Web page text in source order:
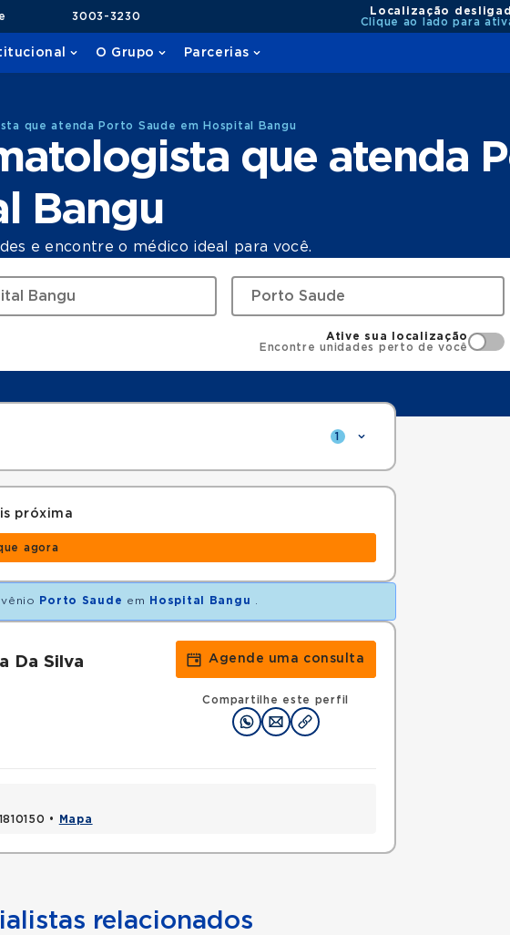
3003-3230
Localização
Clique ao lado para
O Grupo Parcerias
que atenda Porto Saude em Hospital Bangu
que atenda
Bangu
e encontre o médico ideal para você.
Ative sua localização
Encontre unidades perto de você
1
próxima
agora
Porto Saude em Hospital Bangu
Da Silva Agende uma consulta
Compartilhe este perfil
• Mapa
relacionados